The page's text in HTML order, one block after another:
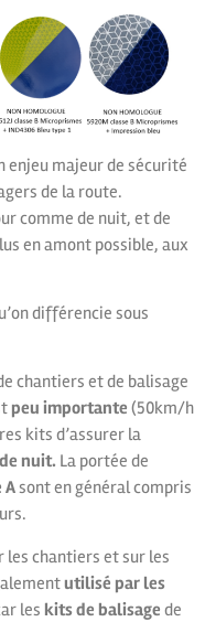
enjeu majeur de sécurité
de la route.
comme de nuit, et de
en amont possible, aux
différencie sous
chantiers et de balisage
peu importante (50km/h
kits d’assurer la
nuit. La portée de
Asont en général compris
chantiers et sur les
utilisé par les
les kits de balisage de